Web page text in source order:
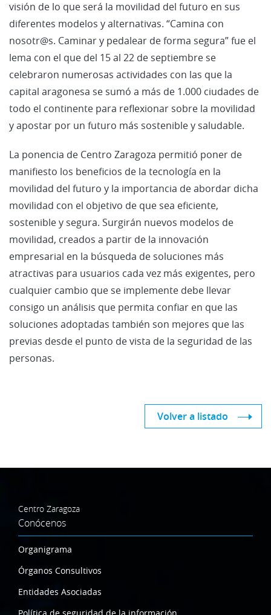
visión de lo que será la movilidad del futuro en sus
diferentes modelos y alternativas. “Camina con
nosotr@s. Caminar y pedalear de forma segura” fue el
lema con el que del 15 al 22 de septiembre se
celebraron numerosas actividades con las que la
capital aragonesa se sumó a más de 1.000 ciudades de
todo el continente para reflexionar sobre la movilidad
y apostar por un futuro más sostenible y saludable.
La ponencia de Centro Zaragoza permitió poner de
manifiesto los beneficios de la tecnología en la
movilidad del futuro y la importancia de abordar dicha
movilidad con el objetivo de que sea eficiente,
sostenible y segura. Surgirán nuevos modelos de
movilidad, creados a partir de la innovación
empresarial en la búsqueda de soluciones más
atractivas para usuarios cada vez más exigentes, pero
cualquier cambio que se implemente debe llevar
consigo un análisis que permita confiar en que las
soluciones adoptadas también son mejores que las
previas desde el punto de vista de la seguridad de las
personas.
Volver a listado
Centro Zaragoza
Conócenos
Organigrama
Órganos Consultivos
Entidades Asociadas